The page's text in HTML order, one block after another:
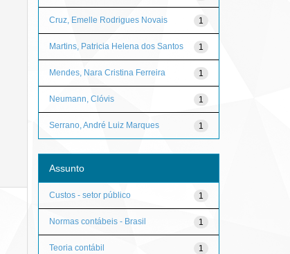
1
Cruz, Emelle Rodrigues Novais
1
Martins, Patricia Helena dos Santos
1
Mendes, Nara Cristina Ferreira
1
Neumann, Clóvis
1
Serrano, André Luiz Marques
Assunto
1
Custos - setor público
1
Normas contábeis - Brasil
1
Teoria contábil